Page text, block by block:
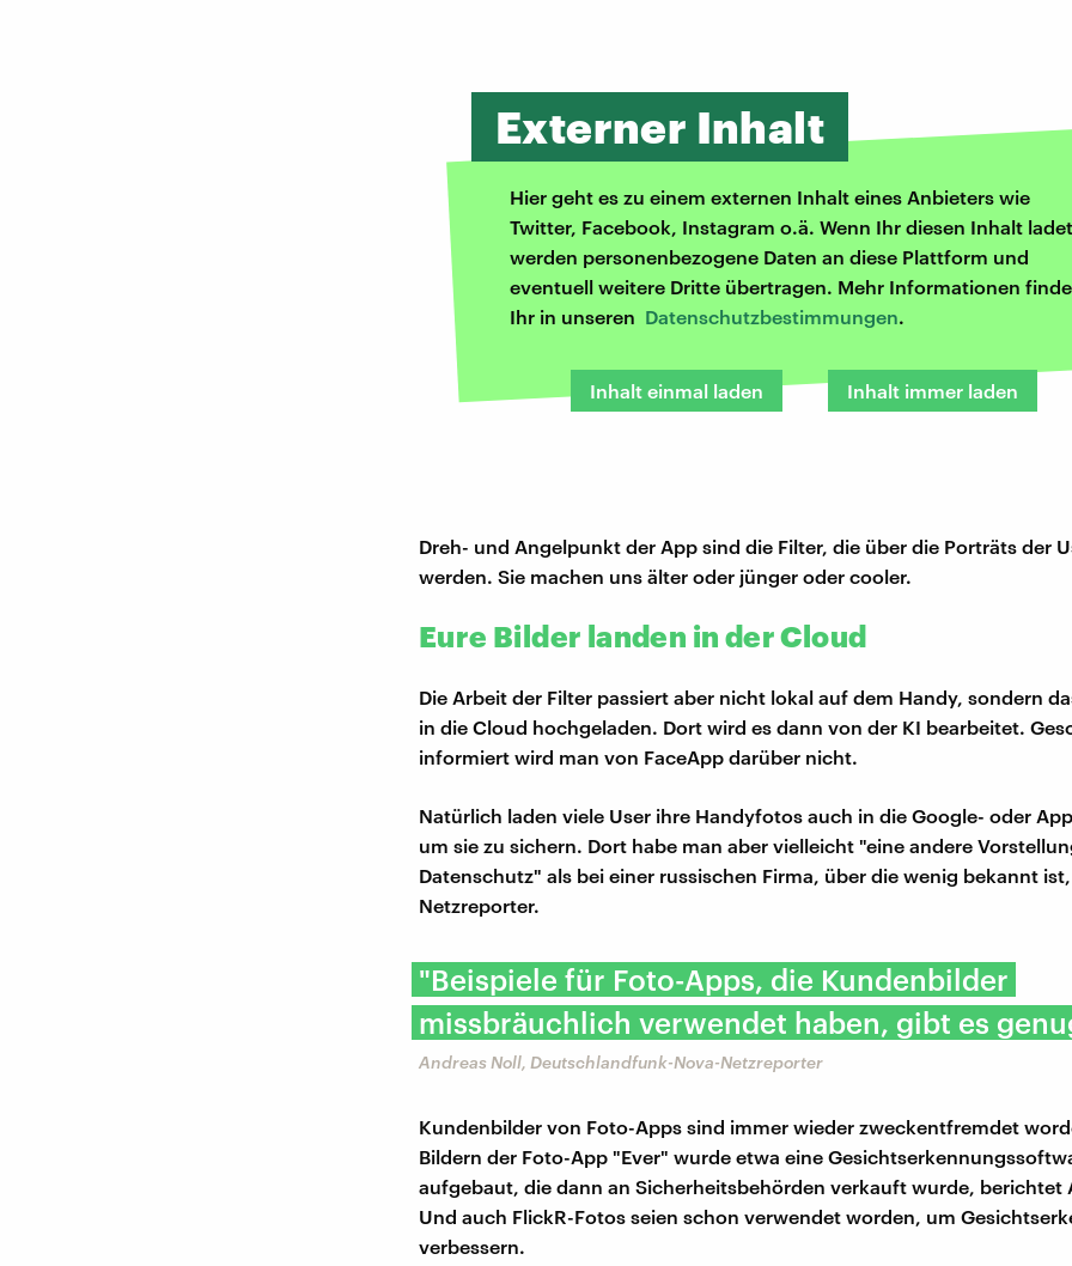
Externer Inhalt
Hier geht es zu einem externen Inhalt eines Anbieters wie
Twitter, Facebook, Instagram o.ä. Wenn Ihr diesen Inhalt
werden personenbezogene Daten an diese Plattform und
eventuell weitere Dritte übertragen. Mehr Informationen
Ihr in unseren Datenschutzbestimmungen.
Inhalt einmal laden Inhalt immer laden
Dreh- und Angelpunkt der App sind die Filter, die über die Porträts der
werden. Sie machen uns älter oder jünger oder cooler.
Eure Bilder landen in der Cloud
Die Arbeit der Filter passiert aber nicht lokal auf dem Handy, sondern
in die Cloud hochgeladen. Dort wird es dann von der KI bearbeitet.
informiert wird man von FaceApp darüber nicht.
Natürlich laden viele User ihre Handyfotos auch in die Google- oder
um sie zu sichern. Dort habe man aber vielleicht "eine andere
Datenschutz" als bei einer russischen Firma, über die wenig bekannt
Netzreporter.
"Beispiele für Foto-Apps, die Kundenbilder
missbräuchlich verwendet haben, gibt es
Andreas Noll, Deutschlandfunk-Nova-Netzreporter
Kundenbilder von Foto-Apps sind immer wieder zweckentfremdet
Bildern der Foto-App "Ever" wurde etwa eine
aufgebaut, die dann an Sicherheitsbehörden verkauft wurde, berichtet
Und auch FlickR-Fotos seien schon verwendet worden, um
verbessern.